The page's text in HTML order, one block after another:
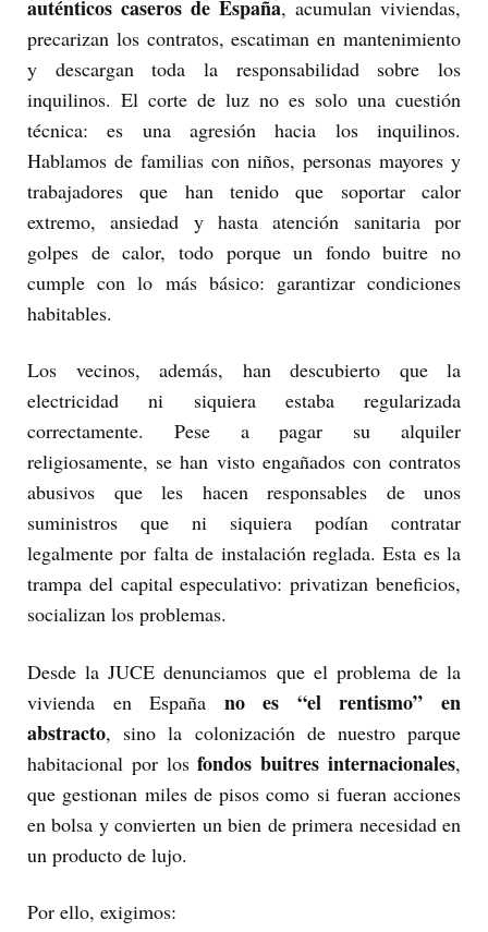
auténticos caseros de España, acumulan viviendas,
precarizan los contratos, escatiman en mantenimiento
y descargan toda la responsabilidad sobre los
inquilinos. El corte de luz no es solo una cuestión
técnica: es una agresión hacia los inquilinos.
Hablamos de familias con niños, personas mayores y
trabajadores que han tenido que soportar calor
extremo, ansiedad y hasta atención sanitaria por
golpes de calor, todo porque un fondo buitre no
cumple con lo más básico: garantizar condiciones
habitables.
Los vecinos, además, han descubierto que la
electricidad ni siquiera estaba regularizada
correctamente. Pese a pagar su alquiler
religiosamente, se han visto engañados con contratos
abusivos que les hacen responsables de unos
suministros que ni siquiera podían contratar
legalmente por falta de instalación reglada. Esta es la
trampa del capital especulativo: privatizan beneficios,
socializan los problemas.
Desde la JUCE denunciamos que el problema de la
vivienda en España no es “el rentismo” en
abstracto, sino la colonización de nuestro parque
habitacional por losfondos buitres internacionales,
que gestionan miles de pisos como si fueran acciones
en bolsa y convierten un bien de primera necesidad en
un producto de lujo.
Por ello, exigimos: